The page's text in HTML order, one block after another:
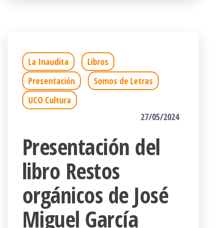
La Inaudita
Libros
Presentación
Somos de Letras
UCO Cultura
27/05/2024
Presentación del
libro Restos
orgánicos de José
Miguel García